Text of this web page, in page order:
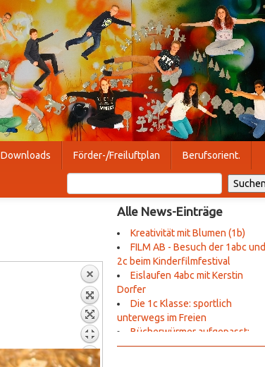
Downloads Förder-/Freiluftplan Berufsorient.
Alle News-Einträge
Kreativität mit Blumen (1b)
FILM AB - Besuch der 1abc und
2c beim Kinderfilmfestival
Eislaufen 4abc mit Kerstin
Dorfer
Die 1c Klasse: sportlich
unterwegs im Freien
Bücherwürmer aufgepasst:
Lesung mit Colin Hadler